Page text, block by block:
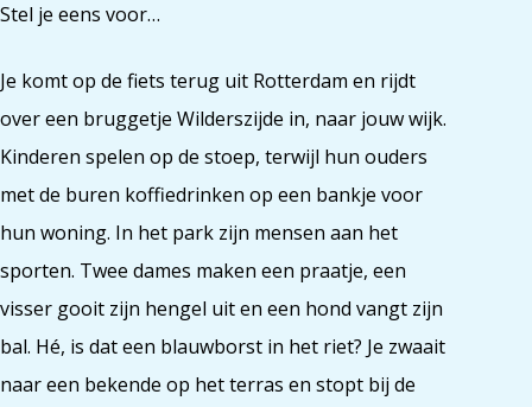
Stel je eens voor…
Je komt op de fiets terug uit Rotterdam en rijdt
over een bruggetje Wilderszijde in, naar jouw wijk.
Kinderen spelen op de stoep, terwijl hun ouders
met de buren koffiedrinken op een bankje voor
hun woning. In het park zijn mensen aan het
sporten. Twee dames maken een praatje, een
visser gooit zijn hengel uit en een hond vangt zijn
bal. Hé, is dat een blauwborst in het riet? Je zwaait
naar een bekende op het terras en stopt bij de